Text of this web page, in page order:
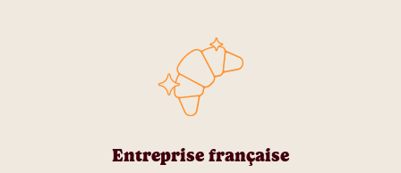
Entreprise française